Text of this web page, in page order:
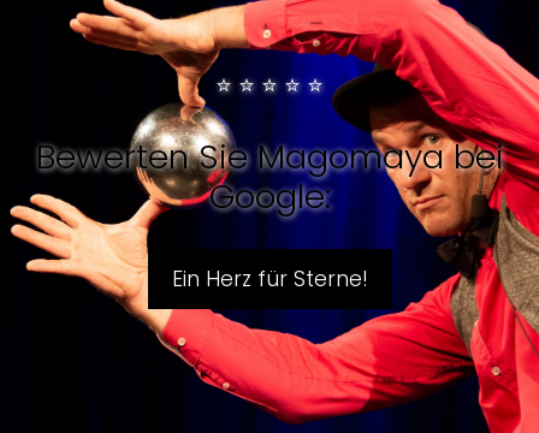
⭐ ⭐ ⭐ ⭐ ⭐
Bewerten Sie Magomaya bei
Google:
Ein Herz für Sterne!